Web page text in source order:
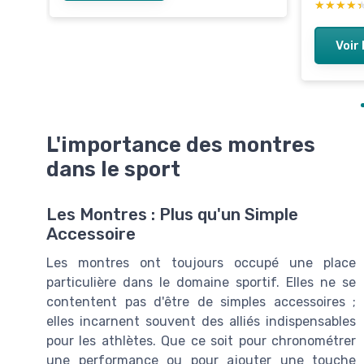
★★★★★
★★★★★
Voir
L'importance des montres
dans le sport
Les Montres : Plus qu'un Simple
Accessoire
Les montres ont toujours occupé une place
particulière dans le domaine sportif. Elles ne se
contentent pas d'être de simples accessoires ;
elles incarnent souvent des alliés indispensables
pour les athlètes. Que ce soit pour chronométrer
une performance ou pour ajouter une touche